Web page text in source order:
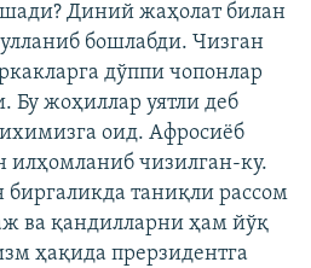
Диний жаҳолат билан
бошлабди. Чизган
дўппи чопонлар
жоҳиллар уятли деб
оид. Афросиëб
илҳомланиб чизилган-ку.
таниқли рассом
ва қандилларни ҳам йўқ
ҳақида прерзидентга